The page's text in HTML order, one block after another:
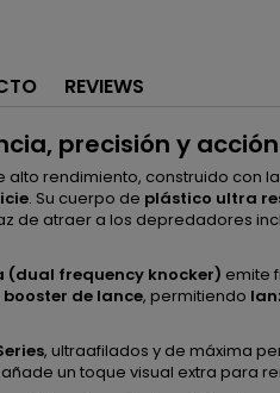
REVIEWS
precisión y
alto rendimiento, construido con
. Su cuerpo de plástico ultra
de atraer a los depredadores
(dual frequency knocker) emite
booster de lance, permitiendo
, ultraafilados y de máxima
un toque visual extra para